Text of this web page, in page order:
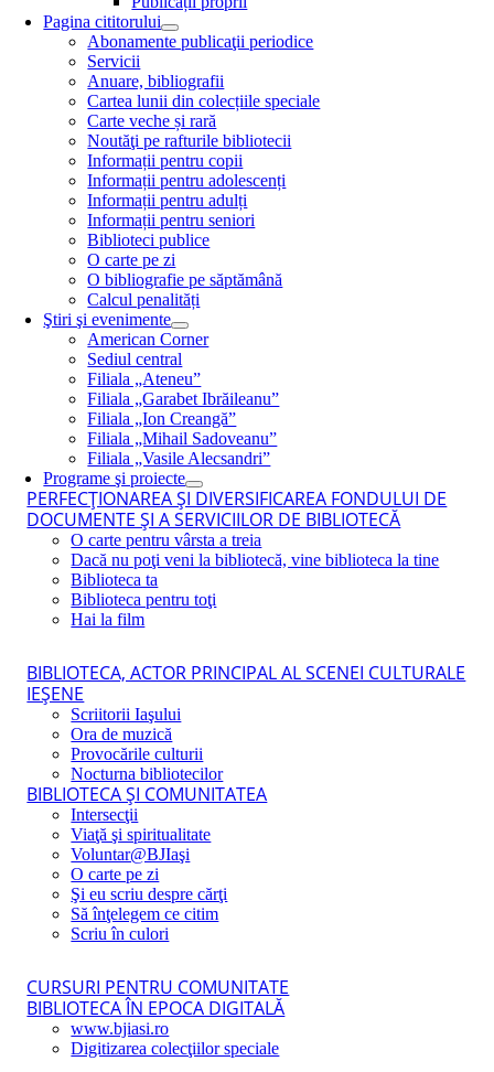
Pagina cititorului
Abonamente publicaţii periodice
Servicii
Anuare, bibliografii
Cartea lunii din colecțiile speciale
Carte veche și rară
Noutăţi pe rafturile bibliotecii
Informații pentru copii
Informații pentru adolescenți
Informații pentru adulți
Informații pentru seniori
Biblioteci publice
O carte pe zi
O bibliografie pe săptămână
Calcul penalități
Ştiri şi evenimente
American Corner
Sediul central
Filiala „Ateneu”
Filiala „Garabet Ibrăileanu”
Filiala „Ion Creangă”
Filiala „Mihail Sadoveanu”
Filiala „Vasile Alecsandri”
Programe şi proiecte
PERFECŢIONAREA ŞI DIVERSIFICAREA FONDULUI DE
DOCUMENTE ŞI A SERVICIILOR DE BIBLIOTECĂ
O carte pentru vârsta a treia
Dacă nu poţi veni la bibliotecă, vine biblioteca la tine
Biblioteca ta
Biblioteca pentru toţi
Hai la film
BIBLIOTECA, ACTOR PRINCIPAL AL SCENEI CULTURALE
IEŞENE
Scriitorii Iaşului
Ora de muzică
Provocările culturii
Nocturna bibliotecilor
BIBLIOTECA ŞI COMUNITATEA
Intersecţii
Viaţă şi spiritualitate
Voluntar@BJIaşi
O carte pe zi
Şi eu scriu despre cărţi
Să înţelegem ce citim
Scriu în culori
CURSURI PENTRU COMUNITATE
BIBLIOTECA ÎN EPOCA DIGITALĂ
www.bjiasi.ro
Digitizarea colecţiilor speciale